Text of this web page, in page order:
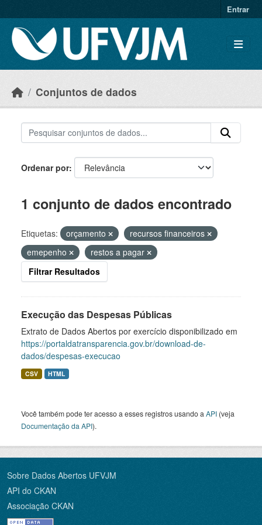
Entrar
Conjuntos de dados
Ordenar por
1 conjunto de dados encontrado
Etiquetas: orçamento
recursos financeiros
emepenho
restos a pagar
Filtrar Resultados
Execução das Despesas Públicas
Extrato de Dados Abertos por exercício disponibilizado em
https://portaldatransparencia.gov.br/download-de-
dados/despesas-execucao
CSV HTML
Você também pode ter acesso a esses registros usando a API (veja
Documentação da API).
Sobre Dados Abertos UFVJM
API do CKAN
Associação CKAN